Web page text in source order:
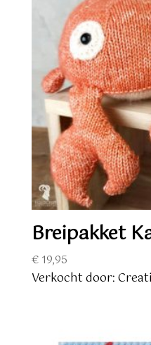
Breipakket
€19,95
Verkocht door: